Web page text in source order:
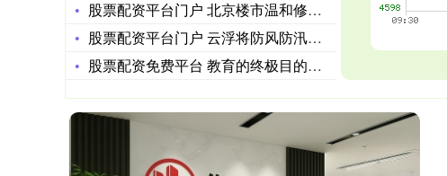
股票配资平台门户 北京楼市温和修复 政策效应持续释放
股票配资平台门户 云浮将防风防汛应急响应提升为Ⅱ级
股票配资免费平台 教育的终极目的：不是养听话的孩子，而是养会